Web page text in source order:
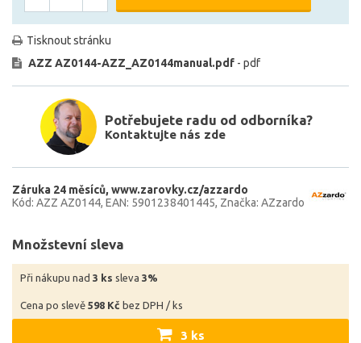
Tisknout stránku
AZZ AZ0144-AZZ_AZ0144manual.pdf - pdf
Potřebujete radu od odborníka?
Kontaktujte nás zde
Záruka 24 měsíců www.zarovky.cz/azzardo
Kód: AZZ AZ0144 EAN: 5901238401445 Značka: AZzardo
Množstevní sleva
Při nákupu nad 3 ks sleva 3%
Cena po slevě 598 Kč bez DPH / ks
3 ks